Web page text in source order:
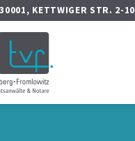
KETTWIGER STR. 2-